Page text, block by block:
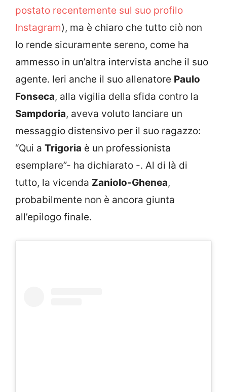
postato recentemente sul suo profilo
Instagram), ma è chiaro che tutto ciò non
lo rende sicuramente sereno, come ha
ammesso in un’altra intervista anche il suo
agente. Ieri anche il suo allenatore Paulo
Fonseca, alla vigilia della sfida contro la
Sampdoria, aveva voluto lanciare un
messaggio distensivo per il suo ragazzo:
“Qui a Trigoria è un professionista
esemplare”- ha dichiarato -. Al di là di
tutto, la vicenda Zaniolo-Ghenea,
probabilmente non è ancora giunta
all’epilogo finale.